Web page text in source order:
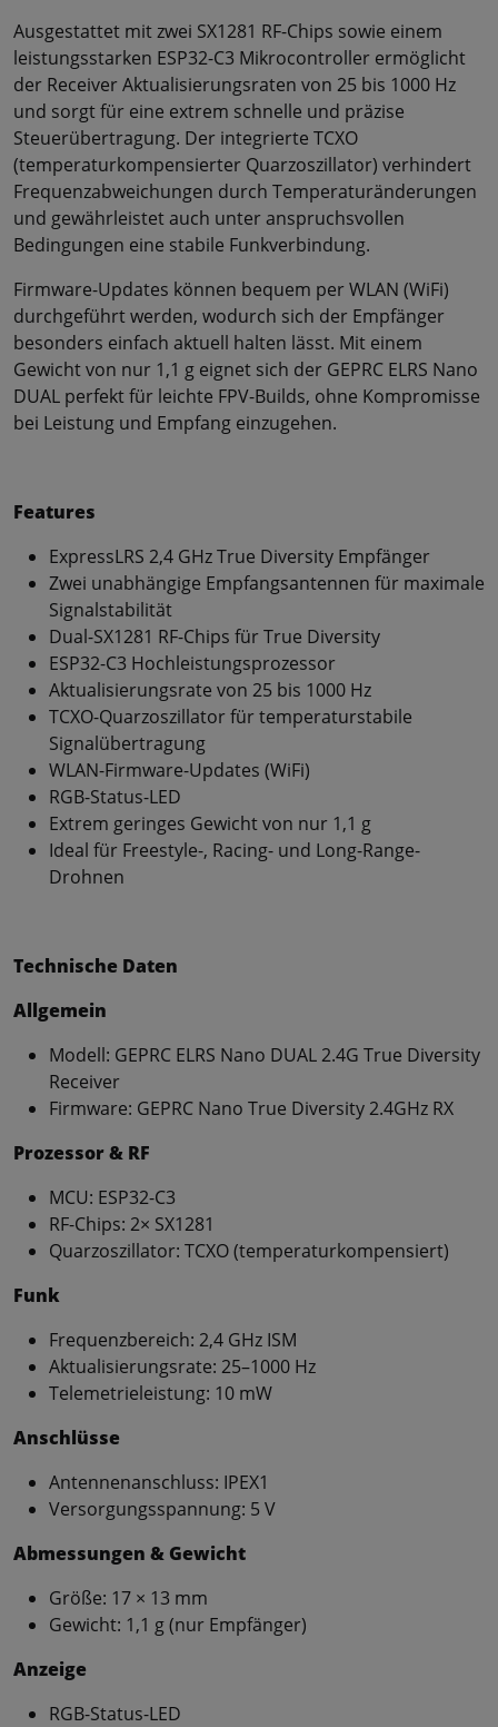
Ausgestattet mit zwei SX1281 RF-Chips sowie einem
leistungsstarken ESP32-C3 Mikrocontroller ermöglicht
der Receiver Aktualisierungsraten von 25 bis 1000 Hz
und sorgt für eine extrem schnelle und präzise
Steuerübertragung. Der integrierte TCXO
(temperaturkompensierter Quarzoszillator) verhindert
Frequenzabweichungen durch Temperaturänderungen
und gewährleistet auch unter anspruchsvollen
Bedingungen eine stabile Funkverbindung.
Firmware-Updates können bequem per WLAN (WiFi)
durchgeführt werden, wodurch sich der Empfänger
besonders einfach aktuell halten lässt. Mit einem
Gewicht von nur 1,1 g eignet sich der GEPRC ELRS Nano
DUAL perfekt für leichte FPV-Builds, ohne Kompromisse
bei Leistung und Empfang einzugehen.
Features
ExpressLRS 2,4 GHz True Diversity Empfänger
Zwei unabhängige Empfangsantennen für maximale
Signalstabilität
Dual-SX1281 RF-Chips für True Diversity
ESP32-C3 Hochleistungsprozessor
Aktualisierungsrate von 25 bis 1000 Hz
TCXO-Quarzoszillator für temperaturstabile
Signalübertragung
WLAN-Firmware-Updates (WiFi)
RGB-Status-LED
Extrem geringes Gewicht von nur 1,1 g
Ideal für Freestyle-, Racing- und Long-Range-
Drohnen
Technische Daten
Allgemein
Modell: GEPRC ELRS Nano DUAL 2.4G True Diversity
Receiver
Firmware: GEPRC Nano True Diversity 2.4GHz RX
Prozessor & RF
MCU: ESP32-C3
RF-Chips: 2× SX1281
Quarzoszillator: TCXO (temperaturkompensiert)
Funk
Frequenzbereich: 2,4 GHz ISM
Aktualisierungsrate: 25–1000 Hz
Telemetrieleistung: 10 mW
Anschlüsse
Antennenanschluss: IPEX1
Versorgungsspannung: 5 V
Abmessungen & Gewicht
Größe: 17 × 13 mm
Gewicht: 1,1 g (nur Empfänger)
Anzeige
RGB-Status-LED